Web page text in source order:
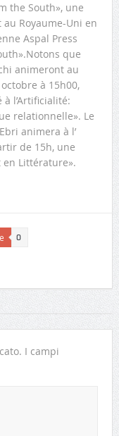
the South», une
Royaume-Uni en
Aspal Press
que
animeront au
à 15h00,
l’Artificialité:
relationnelle». Le
animera à l’
de 15h, une
en Littérature».
0
I campi